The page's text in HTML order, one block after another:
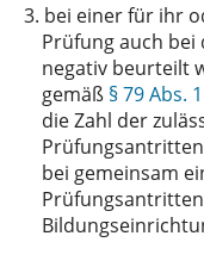
3. bei einer für ihr
Prüfung auch bei
negativ beurteilt
gemäß § 79 Abs. 1
die Zahl der
bei gemeinsam